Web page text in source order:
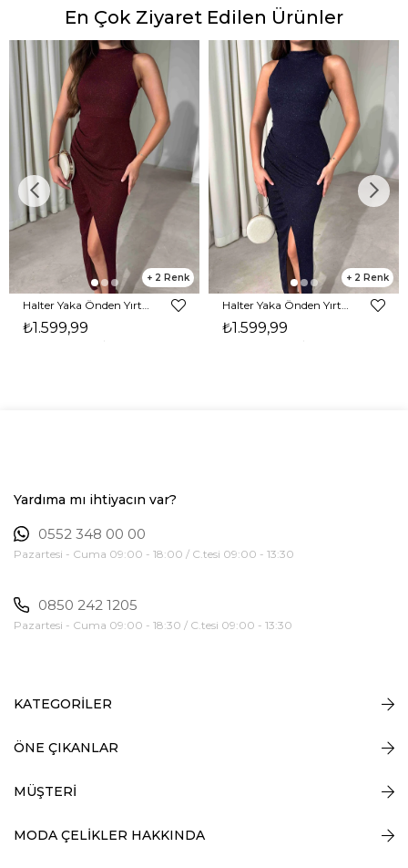
En Çok Ziyaret Edilen Ürünler
2
₺1.599,99
2
₺1.599,99
Yardıma mı ihtiyacın var?
0552 348 00 00
Pazartesi - Cuma 09:00 - 18:00 / C.tesi 09:00 - 13:30
0850 242 1205
Pazartesi - Cuma 09:00 - 18:30 / C.tesi 09:00 - 13:30
KATEGORİLER
ÖNE ÇIKANLAR
MÜŞTERİ
MODA ÇELİKLER HAKKINDA